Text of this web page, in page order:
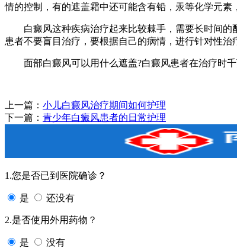
情的控制，有的遮盖霜中还可能含有铅，汞等化学元素
白癜风这种疾病治疗起来比较棘手，需要长时间的
患者不要盲目治疗，要根据自己的病情，进行针对性治
面部白癜风可以用什么遮盖?白癜风患者在治疗时千
上一篇： 小儿白癜风治疗期间如何护理
下一篇： 青少年白癜风患者的日常护理
1.您是否已到医院确诊？
是 还没有
2.是否使用外用药物？
是 没有